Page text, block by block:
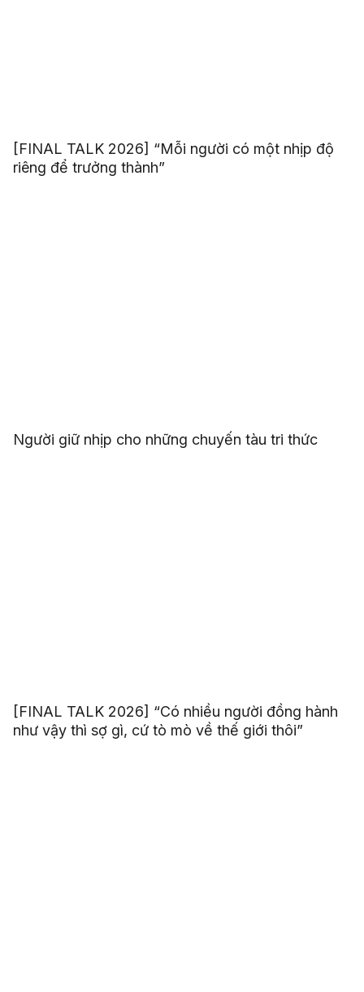
[FINAL TALK 2026] “Mỗi người có một nhịp độ
riêng để trưởng thành”
Người giữ nhịp cho những chuyến tàu tri thức
[FINAL TALK 2026] “Có nhiều người đồng hành
như vậy thì sợ gì, cứ tò mò về thế giới thôi”